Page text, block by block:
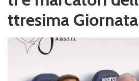
ttresima Giornata